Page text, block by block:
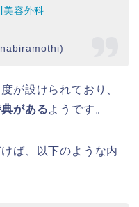
美容外科
が設けられており、
があるようです。
ば、以下のような内